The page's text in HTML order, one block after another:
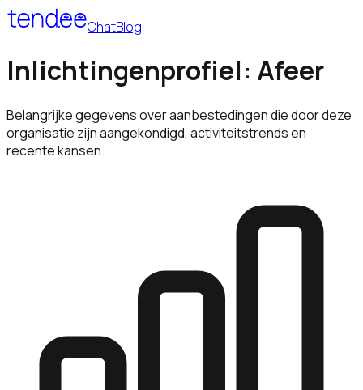
ChatBlog
Inlichtingenprofiel: Afeer
Belangrijke gegevens over aanbestedingen die door deze
organisatie zijn aangekondigd, activiteitstrends en
recente kansen.